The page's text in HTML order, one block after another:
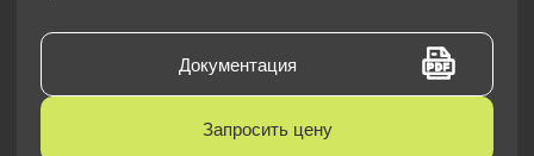
Документация
Запросить цену